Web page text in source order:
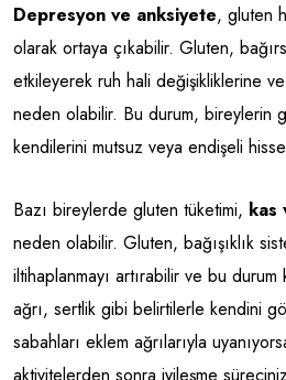
Depresyon ve anksiyete, gluten
olarak ortaya çıkabilir. Gluten,
etkileyerek ruh hali değişikliklerine
neden olabilir. Bu durum, bireylerin
kendilerini mutsuz veya endişeli
Bazı bireylerde gluten tüketimi, kas
neden olabilir. Gluten, bağışıklık
iltihaplanmayı artırabilir ve bu
ağrı, sertlik gibi belirtilerle kendini
sabahları eklem ağrılarıyla